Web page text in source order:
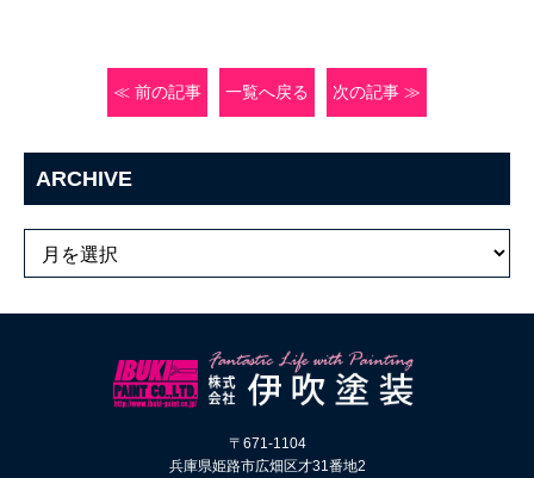
≪ 前の記事 一覧へ戻る 次の記事 ≫
ARCHIVE
〒671-1104
兵庫県姫路市広畑区才31番地2